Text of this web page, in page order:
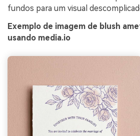
fundos para um visual
Exemplo de imagem de blush
usando media.io